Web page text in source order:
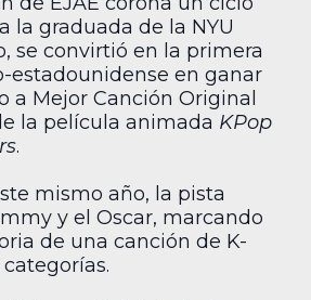
la graduada de la NYU
se convirtió en la primera
estadounidense en ganar
a Mejor Canción Original
la película animada KPop
.
mismo año, la pista
y el Oscar, marcando
de una canción de K-